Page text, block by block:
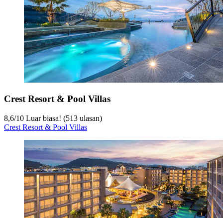
Crest Resort & Pool Villas
8,6/10 Luar biasa! (513 ulasan)
Crest Resort & Pool Villas